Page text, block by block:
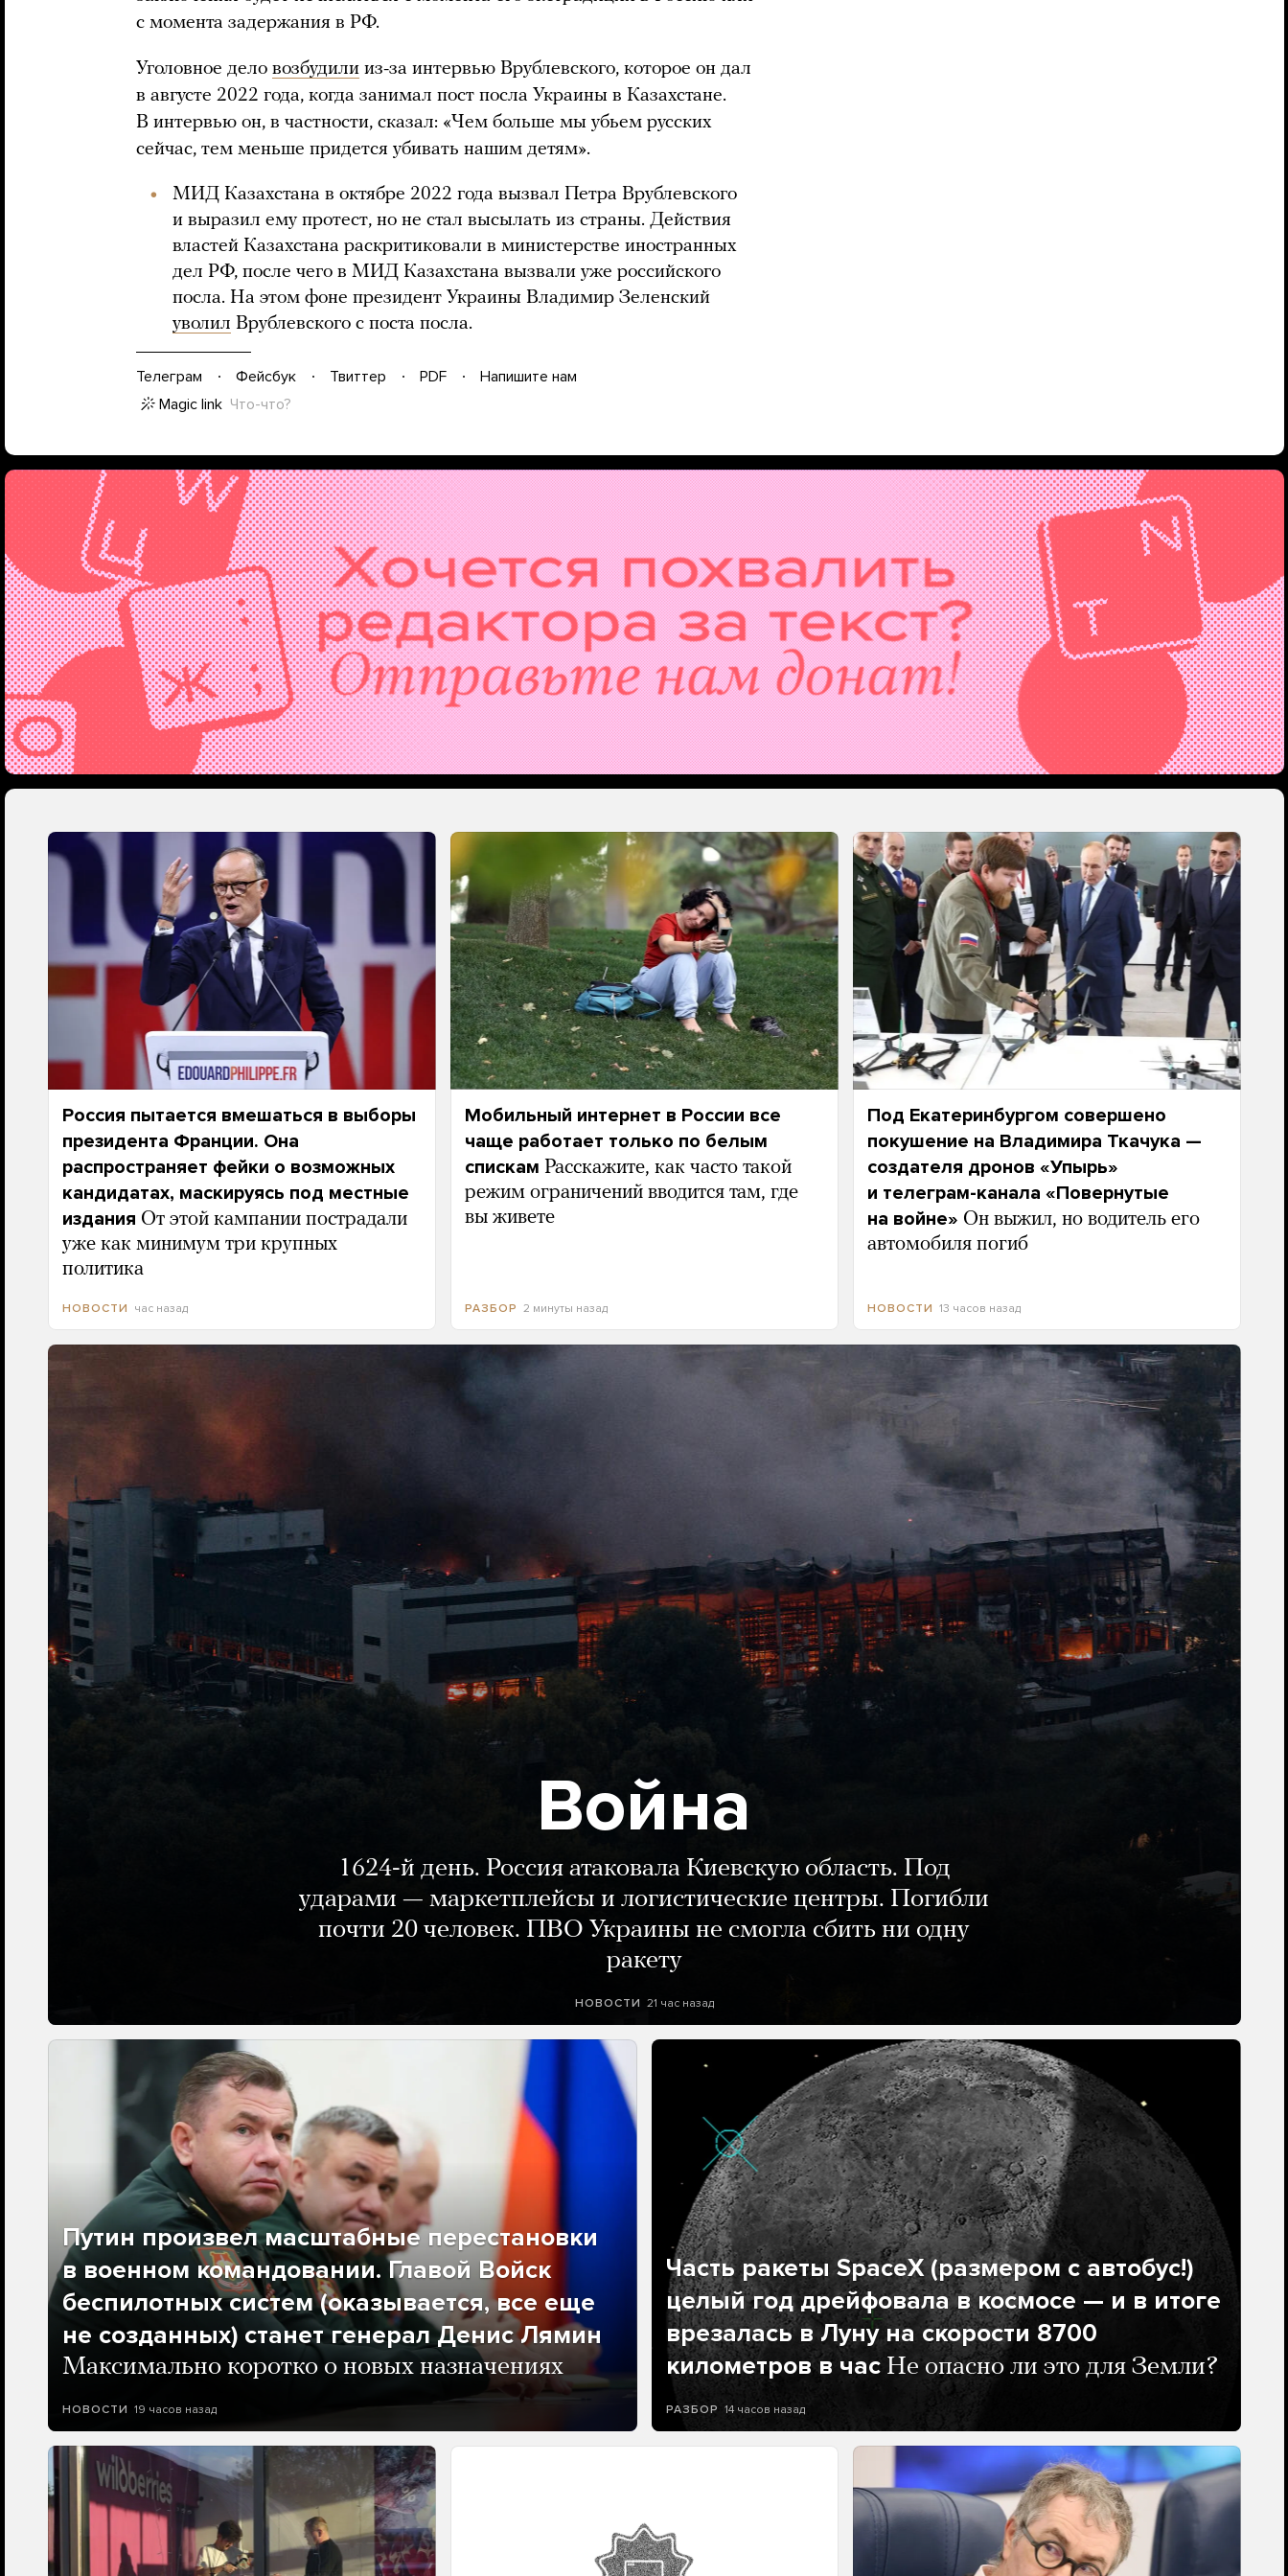
с момента задержания в РФ.
Уголовное дело возбудили из-за интервью Врублевского, которое он дал
в августе 2022 года, когда занимал пост посла Украины в Казахстане.
В интервью он, в частности, сказал: «Чем больше мы убьем русских
сейчас, тем меньше придется убивать нашим детям».
МИД Казахстана в октябре 2022 года вызвал Петра Врублевского
и выразил ему протест, но не стал высылать из страны. Действия
властей Казахстана раскритиковали в министерстве иностранных
дел РФ, после чего в МИД Казахстана вызвали уже российского
посла. На этом фоне президент Украины Владимир Зеленский
уволил Врублевского с поста посла.
Телеграм Фейсбук Твиттер PDF
Напишите нам
Magic link Что-что?
Россия пытается вмешаться в выборы
президента Франции. Она
распространяет фейки о возможных
кандидатах, маскируясь под местные
издания От этой кампании пострадали
уже как минимум три крупных
политика
НОВОСТИ час назад
Мобильный интернет в России все
чаще работает только по белым
спискам Расскажите, как часто такой
режим ограничений вводится там, где
вы живете
РАЗБОР 2 минуты назад
Под Екатеринбургом совершено
покушение на Владимира Ткачука —
создателя дронов «Упырь»
и телеграм-канала «Повернутые
на войне» Он выжил, но водитель его
автомобиля погиб
НОВОСТИ 13 часов назад
Война
1624-й день. Россия атаковала Киевскую область. Под
ударами — маркетплейсы и логистические центры. Погибли
почти 20 человек. ПВО Украины не смогла сбить ни одну
ракету
НОВОСТИ 21 час назад
Путин произвел масштабные перестановки
в военном командовании. Главой Войск
беспилотных систем (оказывается, все еще
не созданных) станет генерал Денис Лямин
Максимально коротко о новых назначениях
НОВОСТИ 19 часов назад
Часть ракеты SpaceX (размером с автобус!)
целый год дрейфовала в космосе — и в итоге
врезалась в Луну на скорости 8700
километров в час Не опасно ли это для Земли?
РАЗБОР 14 часов назад